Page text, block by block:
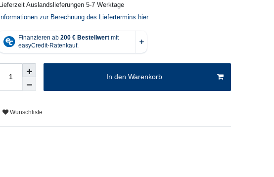
Lieferzeit Auslandslieferungen 5-7 Werktage
Informationen zur Berechnung des Liefertermins hier
In den Warenkorb
Wunschliste